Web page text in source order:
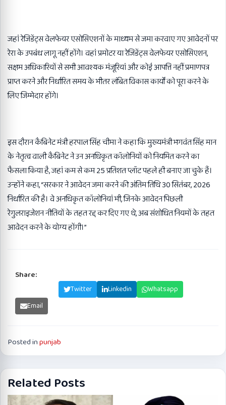
जहां रेजिडेंट्स वेलफेयर एसोसिएशनों के माध्यम से जमा करवाए गए आवेदनों पर
रेरा के उपबंध लागू नहीं होंगे। वहां प्रमोटर या रेजिडेंट्स वेलफेयर एसोसिएशन,
सक्षम अधिकारियों से सभी आवश्यक मंजूरियां और कोई आपत्ति नहीं प्रमाणपत्र
प्राप्त करने और निर्धारित समय के भीतर लंबित विकास कार्यों को पूरा करने के
लिए जिम्मेदार होंगे।
इस दौरान कैबिनेट मंत्री हरपाल सिंह चीमा ने कहा कि मुख्यमंत्री भगवंत सिंह मान
के नेतृत्व वाली कैबिनेट ने उन अनधिकृत कॉलोनियों को नियमित करने का
फैसला किया है, जहां कम से कम 25 प्रतिशत प्लॉट पहले ही बनाए जा चुके हैं।
उन्होंने कहा, “सरकार ने आवेदन जमा करने की अंतिम तिथि 30 सितंबर, 2026
निर्धारित की है। वे अनधिकृत कॉलोनियां भी, जिनके आवेदन पिछली
रेगुलराइजेशन नीतियों के तहत रद्द कर दिए गए थे, अब संशोधित नियमों के तहत
आवेदन करने के योग्य होंगी।”
Share:
Twitter Linkedin
Whatsapp
Email
Posted inpunjab
Related Posts